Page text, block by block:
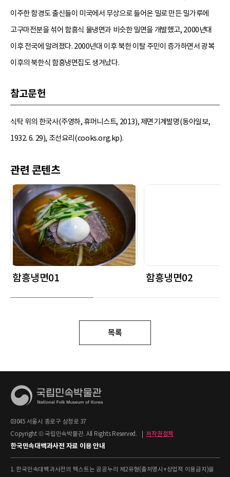
이주한 함경도 출신들이 미국에서 무상으로 들어온 밀로 만든 밀가루에
고구마전분을 섞어 함흥식 물냉면과 비슷한 밀면을 개발했고, 2000년대
이후 전국에 알려졌다. 2000년대 이후 북한 이탈 주민이 증가하면서 광복
이후의 북한식 함흥냉면집도 생겨났다.
참고문헌
식탁 위의 한국사(주영하, 휴머니스트, 2013), 제면기계발명(동아일보,
1932. 6. 29), 조선요리(cooks.org.kp).
관련 콘텐츠
함흥냉면01 함흥냉면02
목록
03045 서울시 종로구 삼청로 37
Copyright © 국립민속박물관. All Rights Reserved.
저작권정책
한국민속대백과사전 자료 이용 안내
1. 한국민속대백과사전의 텍스트는 공공누리 제2유형(출처명시+상업적 이용금지)을